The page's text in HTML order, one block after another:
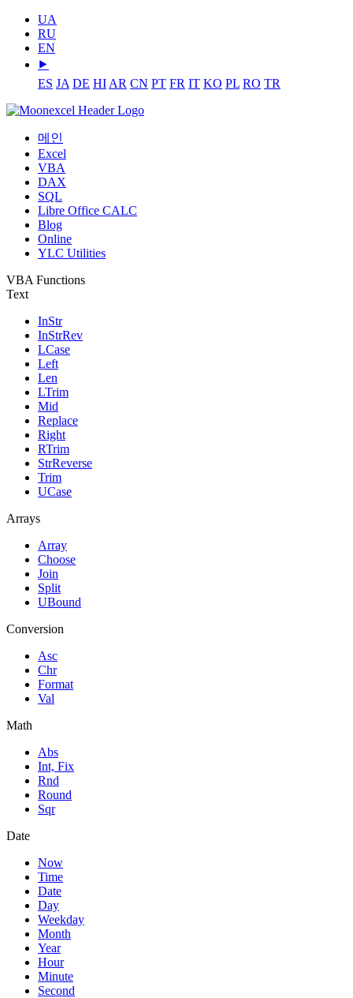
UA
RU
EN
⯈
ES JA DE HI AR CN PT FR IT KO PL RO TR
메인
Excel
VBA
DAX
SQL
Libre Office CALC
Blog
Online
YLC Utilities
VBA Functions
Text
InStr
InStrRev
LCase
Left
Len
LTrim
Mid
Replace
Right
RTrim
StrReverse
Trim
UCase
Arrays
Array
Choose
Join
Split
UBound
Conversion
Asc
Chr
Format
Val
Math
Abs
Int, Fix
Rnd
Round
Sqr
Date
Now
Time
Date
Day
Weekday
Month
Year
Hour
Minute
Second